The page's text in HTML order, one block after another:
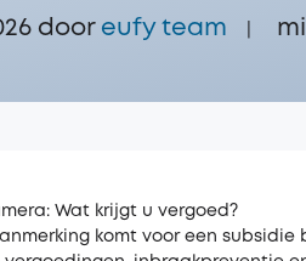
door‌ eufy team
Wat krijgt u vergoed?
komt voor een subsidie